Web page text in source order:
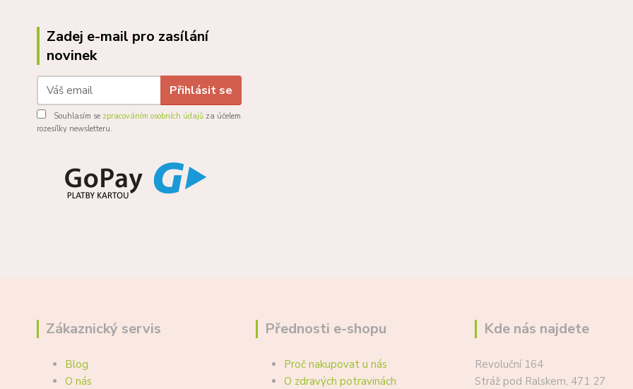
Zadej e-mail pro zasílání
novinek
Přihlásit se
Souhlasím se zpracováním osobních údajů za účelem
rozesílky newsletteru.
Zákaznický servis
Blog
O nás
Přednosti e-shopu
Proč nakupovat u nás
O zdravých potravinách
Kde nás najdete
Revoluční 164
Stráž pod Ralskem, 471 27